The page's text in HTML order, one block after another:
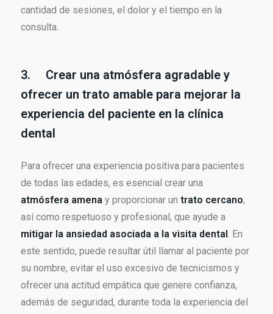
cantidad de sesiones, el dolor y el tiempo en la
consulta.
3. Crear una atmósfera agradable y
ofrecer un trato amable para mejorar la
experiencia del paciente en la clínica
dental
Para ofrecer una experiencia positiva para pacientes
de todas las edades, es esencial crear una
atmósfera amena y proporcionar un trato cercano,
así como respetuoso y profesional, que ayude a
mitigar la ansiedad asociada a la visita dental . En
este sentido, puede resultar útil llamar al paciente por
su nombre, evitar el uso excesivo de tecnicismos y
ofrecer una actitud empática que genere confianza,
además de seguridad, durante toda la experiencia del